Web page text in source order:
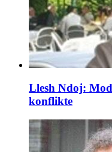
Llesh Ndoj:
konflikte